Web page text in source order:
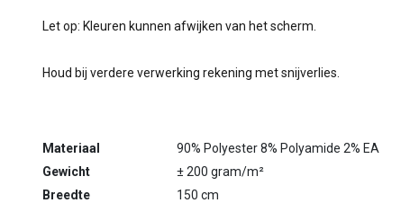
Let op: Kleuren kunnen afwijken van het scherm.
Houd bij verdere verwerking rekening met snijverlies.
Materiaal
90% Polyester 8% Polyamide 2% EA
Gewicht
± 200 gram/m²
Breedte
150 cm